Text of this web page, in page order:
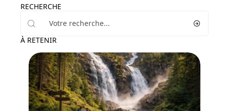
RECHERCHE
À RETENIR
Voyage